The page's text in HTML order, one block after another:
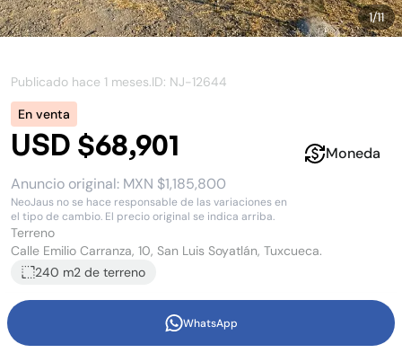
1/11
Publicado hace 1 meses.ID: NJ-12644
En venta
USD $68,901
Anuncio original: MXN $1,185,800
NeoJaus no se hace responsable de las variaciones en
el tipo de cambio. El precio original se indica arriba.
Moneda
Terreno
Calle Emilio Carranza, 10, San Luis Soyatlán, Tuxcueca.
240 m2 de terreno
Terrenos en venta al pie del Lago de
WhatsApp